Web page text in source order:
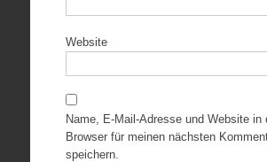
Website
Name, E-Mail-Adresse und Website in
Browser für meinen nächsten
speichern.